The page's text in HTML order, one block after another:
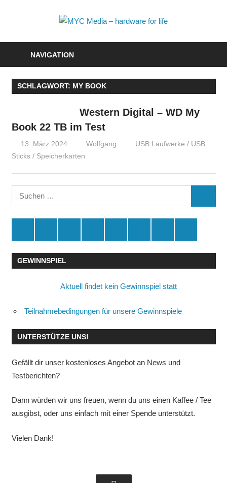
Media
–
for
life
NAVIGATION
SCHLAGWORT: MY BOOK
Western Digital – WD My
Book 22 TB im Test
13. März 2024 Wolfgang
USB Laufwerke / USB
Sticks / Speicherkarten
Suchen
nach:
GEWINNSPIEL
Aktuell findet kein Gewinnspiel statt
Teilnahmebedingungen für unsere Gewinnspiele
UNTERSTÜTZE UNS!
Gefällt dir unser kostenloses Angebot an News und
Testberichten?
Dann würden wir uns freuen, wenn du uns einen Kaffee / Tee
ausgibst, oder uns einfach mit einer Spende unterstützt.
Vielen Dank!